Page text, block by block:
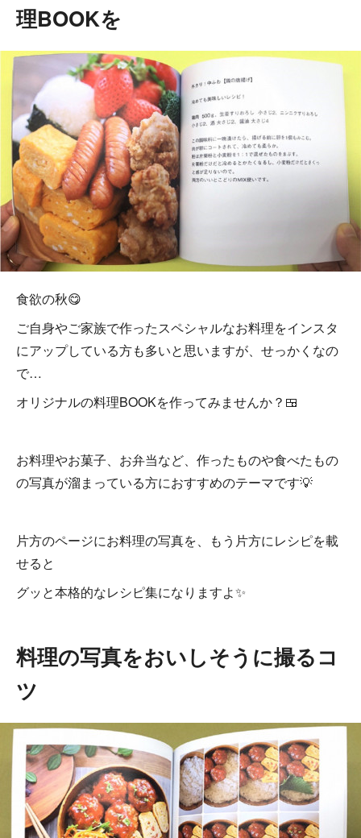
理BOOKを
食欲の秋😋
ご自身やご家族で作ったスペシャルなお料理をインスタ
にアップしている方も多いと思いますが、せっかくなの
で…
オリジナルの料理BOOKを作ってみませんか？🍱
お料理やお菓子、お弁当など、作ったものや食べたもの
の写真が溜まっている方におすすめのテーマです💡
片方のページにお料理の写真を、もう片方にレシピを載
せると
グッと本格的なレシピ集になりますよ✨
料理の写真をおいしそうに撮るコ
ツ